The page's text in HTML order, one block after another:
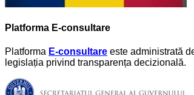
Platforma E-consultare
Platforma E-consultare este administrată
legislația privind transparența decizională.